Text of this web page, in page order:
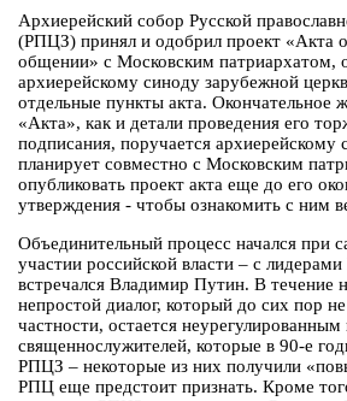
Архиерейский собор Русской
(РПЦЗ) принял и одобрил проект «Акта
общении» с Московским патриархатом,
архиерейскому синоду зарубежной
отдельные пункты акта. Окончательное
«Акта», как и детали проведения его
подписания, поручается архиерейскому
планирует совместно с Московским
опубликовать проект акта еще до его
утверждения - чтобы ознакомить с ним
Объединительный процесс начался при
участии российской власти – с
встречался Владимир Путин. В течение
непростой диалог, который до сих пор
частности, остается неурегулированным
священнослужителей, которые в 90-е
РПЦЗ – некоторые из них получили
РПЦ еще предстоит признать. Кроме